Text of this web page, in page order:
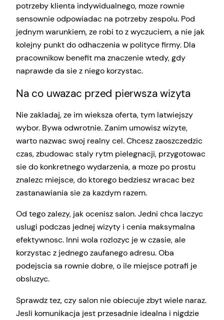
potrzeby klienta indywidualnego, moze rownie
sensownie odpowiadac na potrzeby zespolu. Pod
jednym warunkiem, ze robi to z wyczuciem, a nie jak
kolejny punkt do odhaczenia w polityce firmy. Dla
pracownikow benefit ma znaczenie wtedy, gdy
naprawde da sie z niego korzystac.
Na co uwazac przed pierwsza wizyta
Nie zakladaj, ze im wieksza oferta, tym latwiejszy
wybor. Bywa odwrotnie. Zanim umowisz wizyte,
warto nazwac swoj realny cel. Chcesz zaoszczedzic
czas, zbudowac staly rytm pielegnacji, przygotowac
sie do konkretnego wydarzenia, a moze po prostu
znalezc miejsce, do ktorego bedziesz wracac bez
zastanawiania sie za kazdym razem.
Od tego zalezy, jak ocenisz salon. Jedni chca laczyc
uslugi podczas jednej wizyty i cenia maksymalna
efektywnosc. Inni wola rozlozyc je w czasie, ale
korzystac z jednego zaufanego adresu. Oba
podejscia sa rownie dobre, o ile miejsce potrafi je
obsluzyc.
Sprawdz tez, czy salon nie obiecuje zbyt wiele naraz.
Jesli komunikacja jest przesadnie idealna i nigdzie